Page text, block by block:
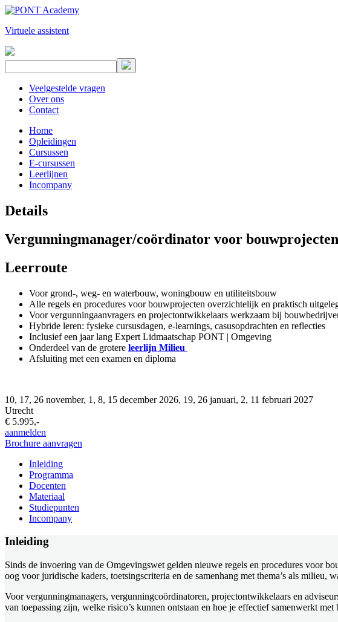
Virtuele assistent
Veelgestelde vragen
Over ons
Contact
Home
Opleidingen
Cursussen
E-cursussen
Leerlijnen
Incompany
Details
Vergunningmanager/coördinator voor bouwprojecten
Leerroute
Voor grond-, weg- en waterbouw, woningbouw en utiliteitsbouw
Alle regels en procedures voor bouwprojecten overzichtelijk en praktisch
Voor vergunningaanvragers en projectontwikkelaars werkzaam bij
Hybride leren: fysieke cursusdagen, e-learnings, casusopdrachten en reflecties
Inclusief een jaar lang Expert Lidmaatschap PONT | Omgeving
Onderdeel van de grotere leerlijn Milieu
Afsluiting met een examen en diploma
10, 17, 26 november, 1, 8, 15 december 2026, 19, 26 januari, 2, 11 februari 2027
Utrecht
€ 5.995,-
aanmelden
Brochure aanvragen
Inleiding
Programma
Docenten
Materiaal
Studiepunten
Incompany
Inleiding
Sinds de invoering van de Omgevingswet gelden nieuwe regels en procedures voor
oog voor juridische kaders, toetsingscriteria en de samenhang met thema’s als milieu,
Voor vergunningmanagers, vergunningcoördinatoren, projectontwikkelaars en
van toepassing zijn, welke risico’s kunnen ontstaan en hoe je effectief samenwerkt